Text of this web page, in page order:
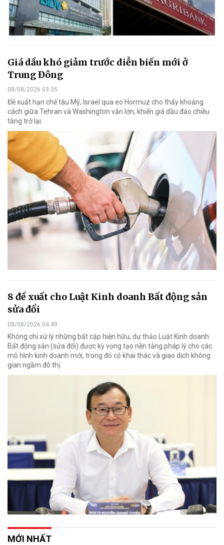
Giá dầu khó giảm trước diễn biến mới ở
Trung Đông
08/08/2026 03:35
Đề xuất hạn chế tàu Mỹ, Israel qua eo Hormuz cho thấy khoảng
cách giữa Tehran và Washington vẫn lớn, khiến giá dầu đảo chiều
tăng trở lại.
8 đề xuất cho Luật Kinh doanh Bất động sản
sửa đổi
08/08/2026 04:49
Không chỉ xử lý những bất cập hiện hữu, dự thảo Luật Kinh doanh
Bất động sản (sửa đổi) được kỳ vọng tạo nền tảng pháp lý cho các
mô hình kinh doanh mới, trong đó có khai thác và giao dịch không
gian ngầm đô thị.
MỚI NHẤT